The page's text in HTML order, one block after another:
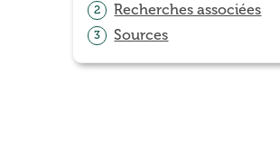
2 Recherches associées
3 Sources